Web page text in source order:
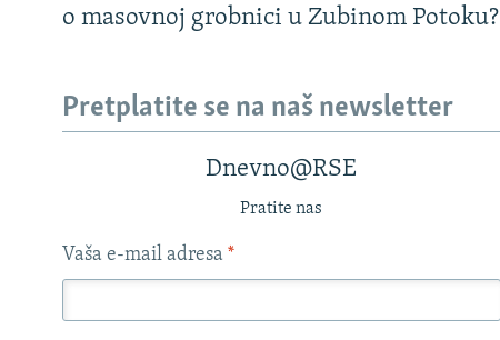
o masovnoj grobnici u Zubinom Potoku?
Pretplatite se na naš newsletter
Dnevno@RSE
Pratite nas
Vaša e-mail adresa *